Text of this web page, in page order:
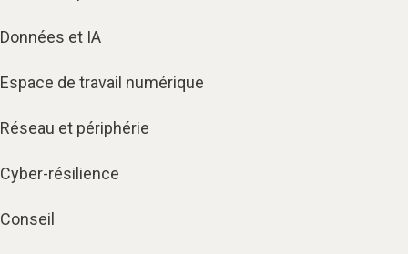
Données et IA
Espace de travail numérique
Réseau et périphérie
Cyber-résilience
Conseil